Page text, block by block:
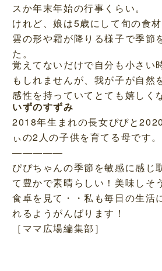
スか年末年始の行事くらい。
けれど、娘は5歳にして旬の食
雲の形や霜が降りる様子で季節
た。
覚えてないだけで自分も小さい
もしれませんが、我が子が自然
感性を持っていてとても嬉しく
いずのすずみ
2018年生まれの長女ぴぴと
ぃの2人の子供を育てる母です。
—————
ぴぴちゃんの季節を敏感に感じ
て豊かで素晴らしい！美味しそ
食卓を見て・・私も毎日の生活
れるようがんばります！
［ママ広場編集部］